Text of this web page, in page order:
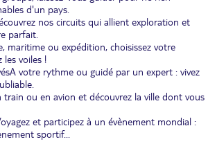
d'un pays.
nos circuits qui allient exploration et
parfait.
maritime ou expédition, choisissez votre
les voiles !
A votre rythme ou guidé par un expert : vivez
train ou en avion et découvrez la ville dont vous
et participez à un évènement mondial :
sportif...